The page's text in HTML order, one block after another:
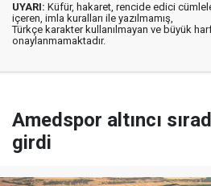
UYARI: Küfür, hakaret, rencide edici
içeren, imla kuralları ile yazılmamış,
Türkçe karakter kullanılmayan ve büyük
onaylanmamaktadır.
Amedspor altıncı
girdi